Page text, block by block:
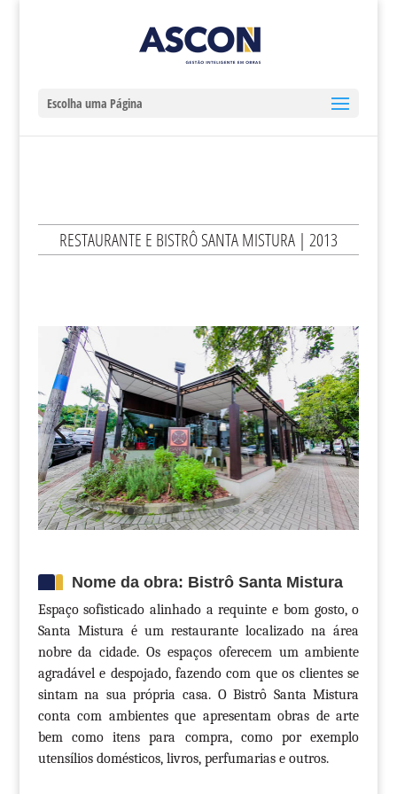
Escolha uma Página
RESTAURANTE E BISTRÔ SANTA MISTURA | 2013
Nome da obra: Bistrô Santa Mistura
Espaço sofisticado alinhado a requinte e bom gosto, o
Santa Mistura é um restaurante localizado na área
nobre da cidade. Os espaços oferecem um ambiente
agradável e despojado, fazendo com que os clientes se
sintam na sua própria casa. O Bistrô Santa Mistura
conta com ambientes que apresentam obras de arte
bem como itens para compra, como por exemplo
utensílios domésticos, livros, perfumarias e outros.